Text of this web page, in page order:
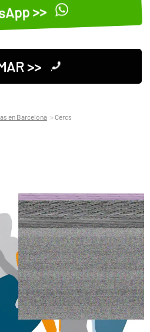
>>
>>
en Barcelona Cercs